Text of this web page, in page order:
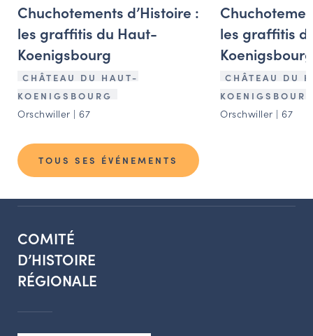
Chuchotements d’Histoire :
les graffitis du Haut-
Koenigsbourg
CHÂTEAU DU HAUT-
KOENIGSBOURG
Orschwiller | 67
les graffitis
Koenigsbourg
CHÂTEAU DU
Orschwiller | 67
TOUS SES ÉVÉNEMENTS
COMITÉ
D’HISTOIRE
RÉGIONALE